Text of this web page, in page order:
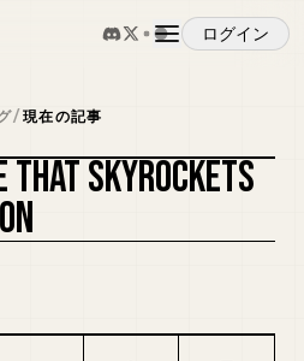
ログイン
性で、
/現在の記事
THAT SKYROCKETS